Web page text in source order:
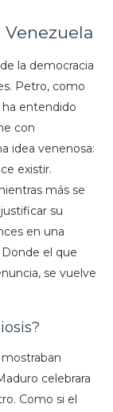
la democracia
Petro, como
entendido
con
idea venenosa:
existir.
más se
su
en una
el que
se vuelve
celebrara
Como si el